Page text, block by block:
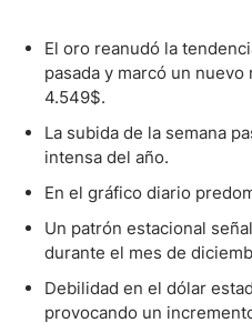
El oro reanudó la
pasada y marcó un
4.549$.
La subida de la semana
intensa del año.
En el gráfico diario
Un patrón estacional
durante el mes de
Debilidad en el dólar
provocando un